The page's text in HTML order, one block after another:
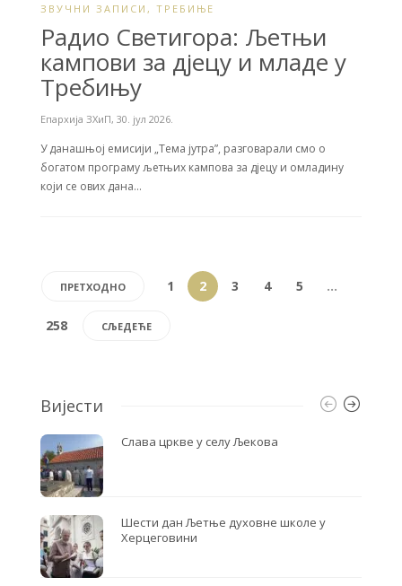
ЗВУЧНИ ЗАПИСИ , ТРЕБИЊЕ
Радио Светигора: Љетњи
кампови за дјецу и младе у
Требињу
Епархија ЗХиП, 30. јул 2026.
У данашњој емисији „Тема јутра”, разговарали смо о
богатом програму љетњих кампова за дјецу и омладину
који се ових дана…
ПРЕТХОДНО 1 2 3 4 5 …
258 СЉЕДЕЋЕ
Вијести
Слава цркве у селу Љекова
Шести дан Љетње духовне школе у
Херцеговини